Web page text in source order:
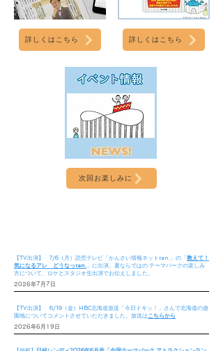
詳しくはこちら 詳しくはこちら
次回お楽しみに
【TV出演】 7/6（月）読売テレビ「かんさい情報ネットten.」の「教えて！
気になるアレ どうなっten. 」に出演。夏ならではの テーマパークの楽しみ
方について、ロケとスタジオ生出演でお伝えしました。
2026年7月7日
【TV出演】 6/19（金）HBC北海道放送「今日ドキッ！」さんで北海道の遊
園地についてコメントさせていただきました。放送は こちらから
2026年6月19日